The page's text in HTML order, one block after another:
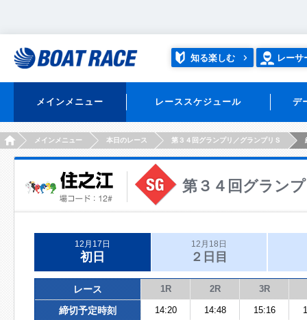
知る楽しむ レーサ
メインメニュー レーススケジュール デ
HOMEメインメニュー 本日のレース 第３４回グランプリ／グランプリＳ
第３４回グラン
12月17日
初日
12月18日
２日目
レース 1R 2R 3R
締切予定時刻 14:20 14:48 15:16